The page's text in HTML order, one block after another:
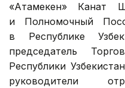
«Атамекен» Канат
и Полномочный
в Республике
председатель
Республики
руководители